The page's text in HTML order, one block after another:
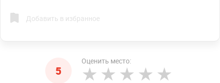
Добавить в избранное
5
Оценить место: